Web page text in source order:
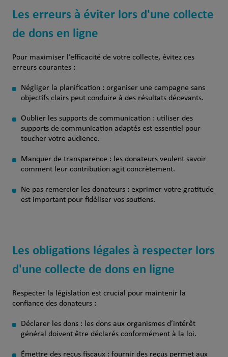
Les erreurs à éviter lors d'une collecte
de dons en ligne
Pour maximiser l’efficacité de votre collecte, évitez ces
erreurs courantes :
Négliger la planification : organiser une campagne sans
objectifs clairs peut conduire à des résultats décevants.
Oublier les supports de communication : utiliser des
supports de communication adaptés est essentiel pour
toucher votre audience.
Manquer de transparence : les donateurs veulent savoir
comment leur contribution agit concrètement.
Ne pas remercier les donateurs : exprimer votre gratitude
est important pour fidéliser vos soutiens.
Les obligations légales à respecter lors
d'une collecte de dons en ligne
Respecter la législation est crucial pour maintenir la
confiance des donateurs :
Déclarer les dons : les dons aux organismes d’intérêt
général doivent être déclarés conformément à la loi.
Émettre des reçus fiscaux : fournir des reçus permet aux